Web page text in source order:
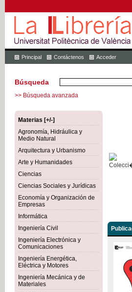
Principal Contáctenos Acceder
Búsqueda
>> Búsqueda avanzada
Materias [+/-]
Agronomía, Hidráulica y
Medio Natural
Arquitectura y Urbanismo
Arte y Humanidades
Ciencias
Ciencias Sociales y Jurídicas
Economía y Organización de
Empresas
Informática
Ingeniería Civil
Ingeniería Electrónica y
Comunicaciones
Ingeniería Energética,
Eléctrica y Motores
Ingeniería Mecánica y de
Materiales